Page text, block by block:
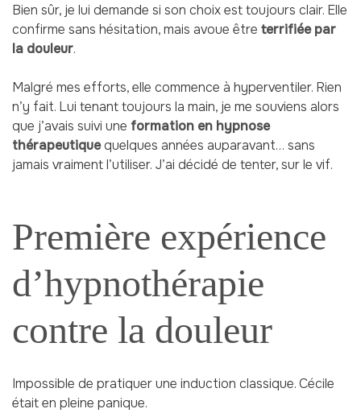
Bien sûr, je lui demande si son choix est toujours clair. Elle
confirme sans hésitation, mais avoue être terrifiée par
la douleur.
Malgré mes efforts, elle commence à hyperventiler. Rien
n’y fait. Lui tenant toujours la main, je me souviens alors
que j’avais suivi une formation en hypnose
thérapeutiquequelques années auparavant… sans
jamais vraiment l’utiliser. J’ai décidé de tenter, sur le vif.
Première expérience
d’hypnothérapie
contre la douleur
Impossible de pratiquer une induction classique. Cécile
était en pleine panique.